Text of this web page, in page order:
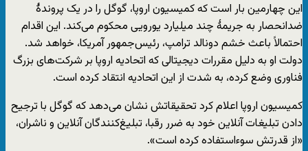
این چهارمین بار است که کمیسیون اروپا، گوگل را در یک پروندهٔ
ضدانحصار به جریمهٔ چند میلیارد یورویی محکوم می‌کند. این اقدام
احتمالاً باعث خشم دونالد ترامپ، رئیس‌جمهور آمریکا، خواهد شد.
دولت او به دلیل مقررات دیجیتالی که اتحادیه اروپا بر شرکت‌های بزرگ
فناوری وضع کرده، به شدت از این اتحادیه انتقاد کرده است.
کمیسیون اروپا اعلام کرد تحقیقاتش نشان می‌دهد که گوگل با ترجیح
دادن تبلیغات آنلاین خود به ضرر رقبا، تبلیغ‌کنندگان آنلاین و ناشران،
«از قدرتش سوءاستفاده کرده است».